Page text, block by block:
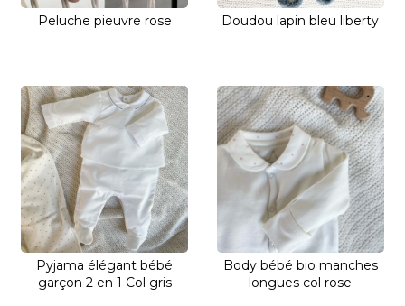
Peluche pieuvre rose Doudou lapin bleu liberty
Pyjama élégant bébé
garçon 2 en 1 Col gris
Body bébé bio manches
longues col rose